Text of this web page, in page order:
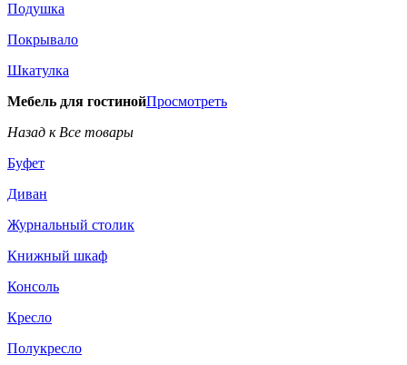
Подушка
Покрывало
Шкатулка
Мебель для гостинойПросмотреть
Назад к Все товары
Буфет
Диван
Журнальный столик
Книжный шкаф
Консоль
Кресло
Полукресло